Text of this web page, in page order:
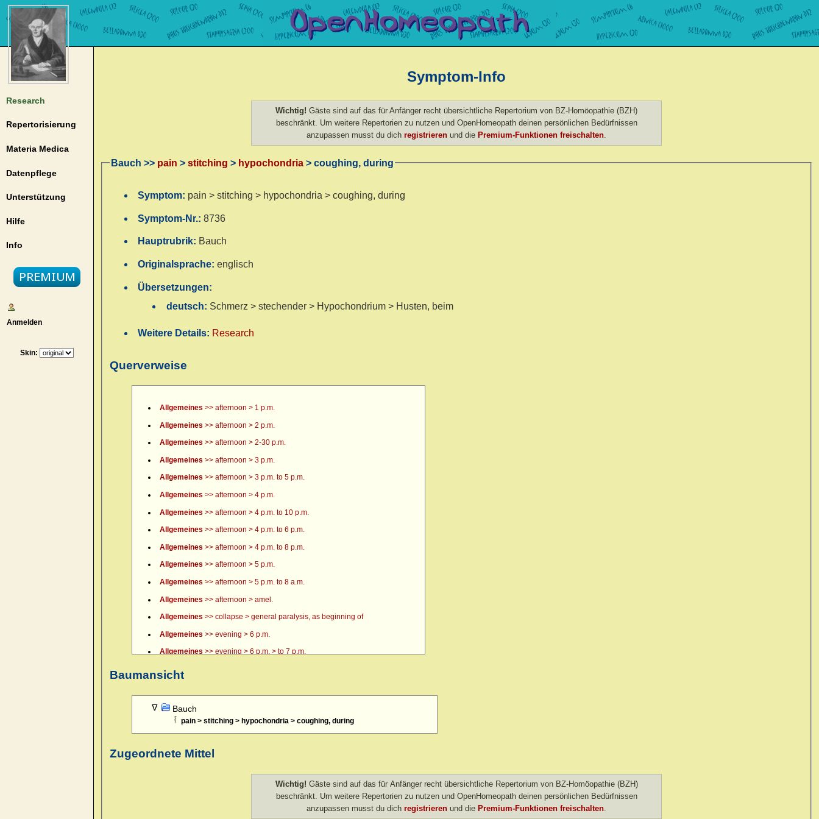
Research
Repertorisierung
Materia Medica
Datenpflege
Unterstützung
Hilfe
Info
Anmelden
Skin:
Symptom-Info
Wichtig! Gäste sind auf das für Anfänger recht übersichtliche Repertorium von BZ-Homöopathie (BZH)
beschränkt. Um weitere Repertorien zu nutzen und OpenHomeopath deinen persönlichen Bedürfnissen
anzupassen musst du dich registrieren und die Premium-Funktionen freischalten
Bauch >> pain > stitching > hypochondria > coughing, during
Symptom: pain > stitching > hypochondria > coughing, during
Symptom-Nr.:8736
Hauptrubrik: Bauch
Originalsprache:englisch
Übersetzungen:
deutsch: Schmerz > stechender > Hypochondrium > Husten, beim
Weitere Details: Research
Querverweise
Allgemeines >> afternoon > 1 p.m.
Allgemeines >> afternoon > 2 p.m.
Allgemeines >> afternoon > 2-30 p.m.
Allgemeines >> afternoon > 3 p.m.
Allgemeines >> afternoon > 3 p.m. to 5 p.m.
Allgemeines >> afternoon > 4 p.m.
Allgemeines >> afternoon > 4 p.m. to 10 p.m.
Allgemeines >> afternoon > 4 p.m. to 6 p.m.
Allgemeines >> afternoon > 4 p.m. to 8 p.m.
Allgemeines >> afternoon > 5 p.m.
Allgemeines >> afternoon > 5 p.m. to 8 a.m.
Allgemeines >> afternoon > amel.
Allgemeines >> collapse > general paralysis, as beginning of
Allgemeines >> evening > 6 p.m.
Allgemeines >> evening > 6 p.m. > to 7 p.m.
Allgemeines
Allgemeines
Allgemeines >> evening > amel.
Allgemeines>> evening > eating > after
>> evening > eating > amel.
>> evening > every other evening
>> evening > lying down after agg.
Baumansicht
Bauch
pain > stitching > hypochondria > coughing, during
Zugeordnete Mittel
Wichtig! Gäste sind auf das für Anfänger recht übersichtliche Repertorium von BZ-Homöopathie (BZH)
beschränkt. Um weitere Repertorien zu nutzen und OpenHomeopath deinen persönlichen Bedürfnissen
anzupassen musst du dich registrieren und die Premium-Funktionen freischalten